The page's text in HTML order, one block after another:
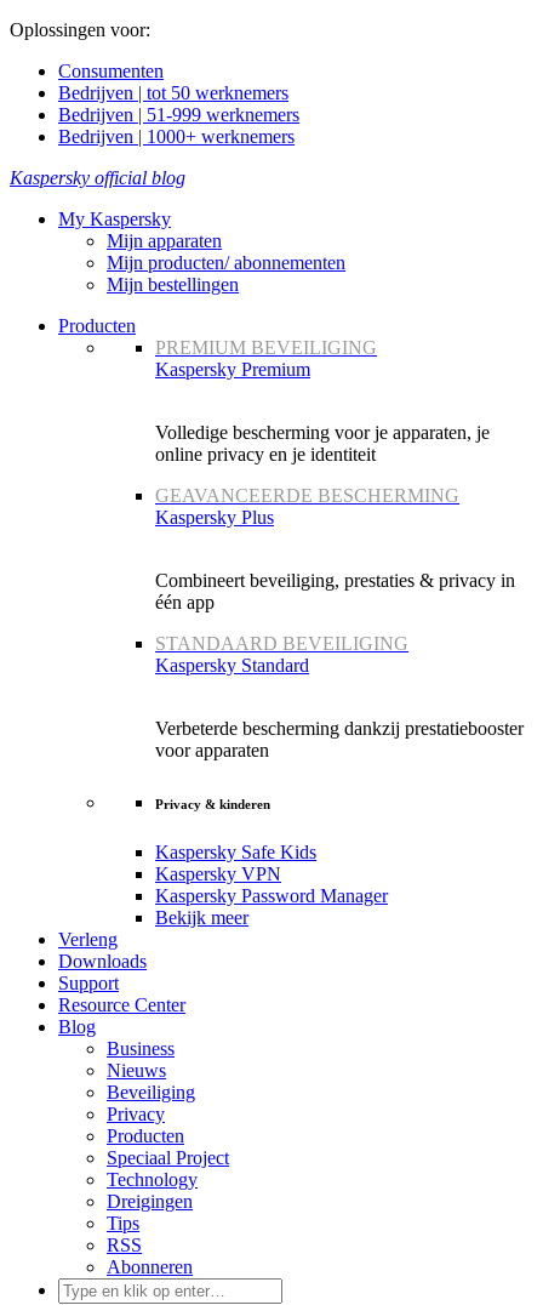
Oplossingen voor:
Consumenten
Bedrijven | tot 50 werknemers
Bedrijven | 51-999 werknemers
Bedrijven | 1000+ werknemers
Kaspersky official blog
My Kaspersky
Mijn apparaten
Mijn producten/ abonnementen
Mijn bestellingen
Producten
PREMIUM BEVEILIGING
Kaspersky Premium
Volledige bescherming voor je apparaten, je
online privacy en je identiteit
GEAVANCEERDE BESCHERMING
Kaspersky Plus
Combineert beveiliging, prestaties & privacy in
één app
STANDAARD BEVEILIGING
Kaspersky Standard
Verbeterde bescherming dankzij prestatiebooster
voor apparaten
Privacy & kinderen
Kaspersky Safe Kids
Kaspersky VPN
Kaspersky Password Manager
Bekijk meer
Verleng
Downloads
Support
Resource Center
Blog
Business
Nieuws
Beveiliging
Privacy
Producten
Speciaal Project
Technology
Dreigingen
Tips
RSS
Abonneren